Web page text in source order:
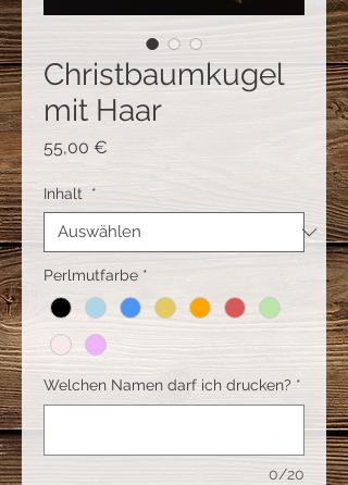
Christbaumkugel
mit Haar
55,00 €
Inhalt *
Perlmutfarbe *
Welchen Namen darf ich drucken? *
0/20